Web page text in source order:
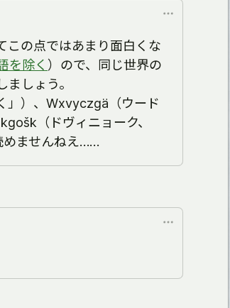
この点ではあまり面白くな
を除く ）ので、同じ世界の
しょう。
」）、Wxvyczgä（ウード
（ドヴィニョーク、
めませんねえ……